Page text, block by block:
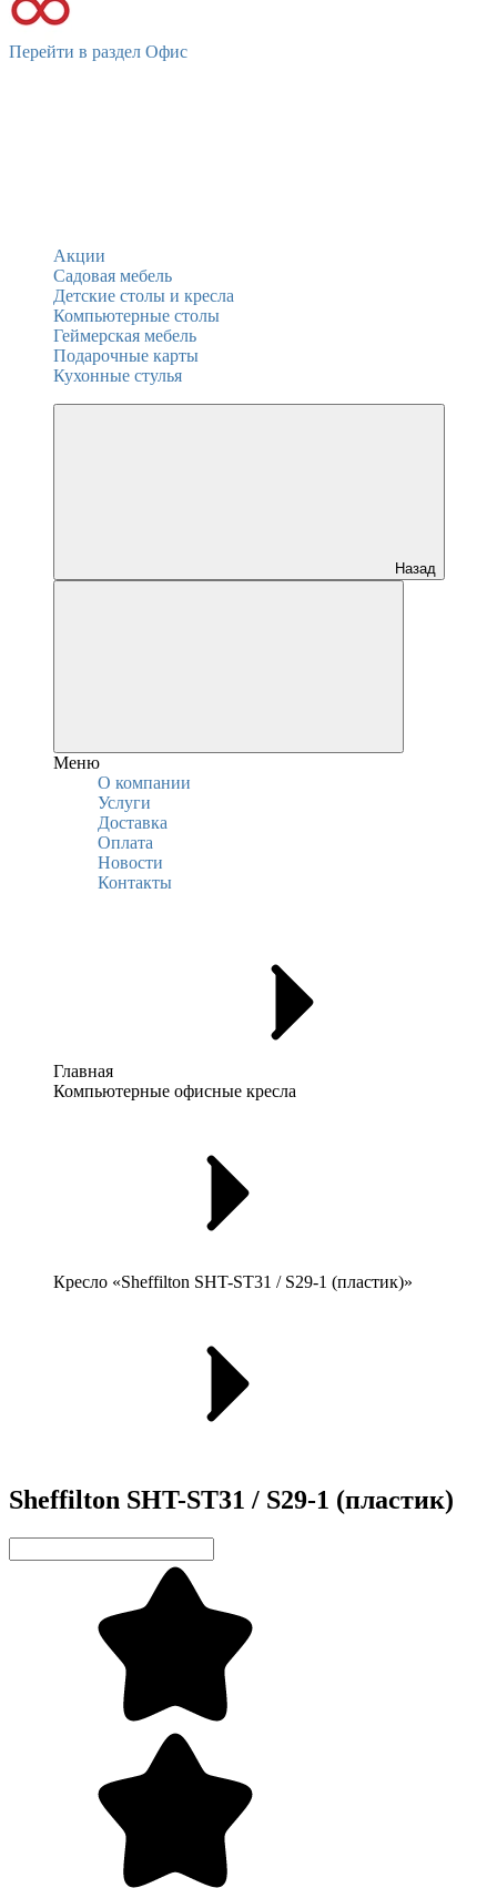
Перейти в раздел Офис
Акции
Садовая мебель
Детские столы и кресла
Компьютерные столы
Геймерская мебель
Подарочные карты
Кухонные стулья
Назад
Меню
О компании
Услуги
Доставка
Оплата
Новости
Контакты
Главная
Компьютерные офисные кресла
Кресло «Sheffilton SHT-ST31 / S29-1 (пластик)»
Sheffilton SHT-ST31 / S29-1 (пластик)